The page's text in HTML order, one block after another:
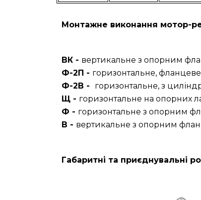
Монтажне виконання мотор-
ВК - вертикальне з опорним
Ф-2П - горизонтальне,
Ф-2В - горизонтальне, з
Щ - горизонтальне на опорних
Ф - горизонтальне з опорним
В - вертикальне з опорним
Габаритні та приєднувальні